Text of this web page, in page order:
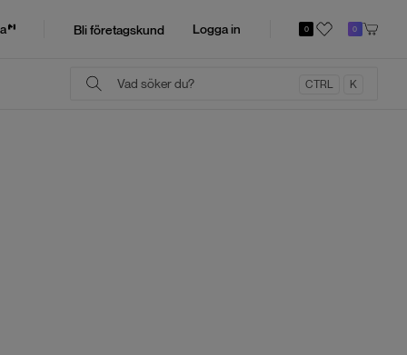
Bli företagskund Logga in 0 0
CTRL K